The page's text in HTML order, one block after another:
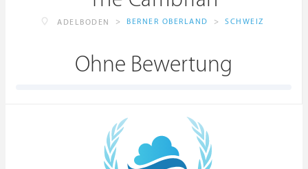
ADELBODEN > BERNER OBERLAND > SCHWEIZ
Ohne Bewertung